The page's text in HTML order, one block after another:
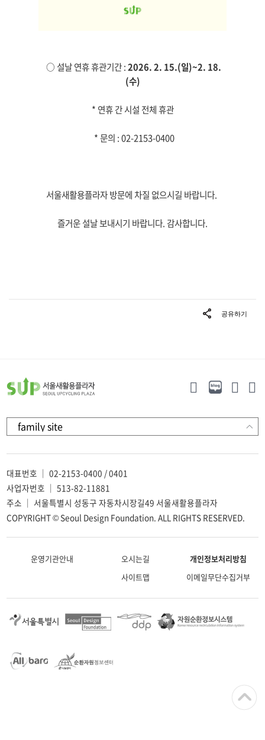
○ 설날 연휴 휴관기간 :2026.2. 15.(일)~2. 18.
(수)
* 연휴 간 시설 전체 휴관
* 문의 : 02-2153-0400
서울새활용플라자 방문에 차질 없으시길 바랍니다.
즐거운 설날 보내시기 바랍니다. 감사합니다.
대표번호 ｜ 02-2153-0400 / 0401
사업자번호 ｜ 513-82-11881
주소 ｜ 서울특별시 성동구 자동차시장길49 서울새활용플라자
COPYRIGHT © Seoul Design Foundation. ALL RIGHTS RESERVED.
운영기관안내 오시는길
개인정보처리방침
사이트맵
이메일무단수집거부